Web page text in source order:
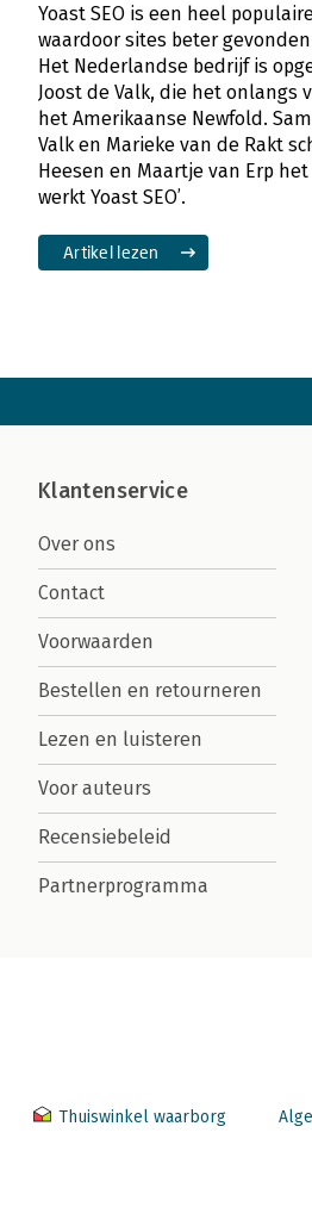
Yoast SEO is een heel
waardoor sites beter
Het Nederlandse bedrijf is
Joost de Valk, die het onlangs
het Amerikaanse Newfold.
Valk en Marieke van de Rakt
Heesen en Maartje van Erp het
werkt Yoast SEO’.
Artikel lezen
Klantenservice
Over ons
Contact
Voorwaarden
Bestellen en retourneren
Lezen en luisteren
Voor auteurs
Recensiebeleid
Partnerprogramma
Thuiswinkel waarborg